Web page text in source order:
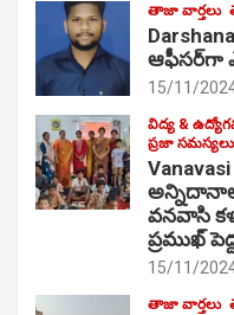
తాజా వార్తలు
ఆఫీసర్‌గా
15/11/
విద్య &
ప్రజా సమస్యలు
వనవాసి
ప్రముఖ్
15/11/
తాజా వార్తలు